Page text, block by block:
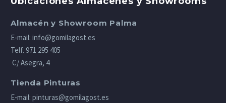
Almacén y Showroom Palma
E-mail: info@gomilagost.es
Telf. 971 295 405
C/ Asegra, 4
Tienda Pinturas
E-mail: pinturas@gomilagost.es